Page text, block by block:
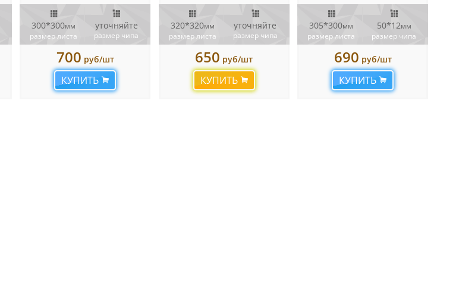
300*300мм
размер листа
уточняйте
размер чипа
700 руб/шт
КУПИТЬ
320*320мм
размер листа
уточняйте
размер чипа
650 руб/шт
КУПИТЬ
305*300мм
размер листа
50*12мм
размер чипа
690 руб/шт
КУПИТЬ